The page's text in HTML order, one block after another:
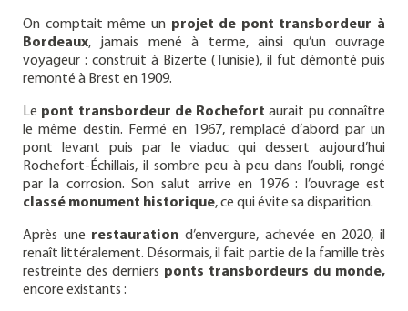
On comptait même un projet de pont transbordeur à
Bordeaux, jamais mené à terme, ainsi qu’un ouvrage
voyageur : construit à Bizerte (Tunisie), il fut démonté puis
remonté à Brest en 1909.
Le pont transbordeur de Rochefort aurait pu connaître
le même destin. Fermé en 1967, remplacé d’abord par un
pont levant puis par le viaduc qui dessert aujourd’hui
Rochefort-Échillais, il sombre peu à peu dans l’oubli, rongé
par la corrosion. Son salut arrive en 1976 : l’ouvrage est
classé monument historique, ce qui évite sa disparition.
Après une restauration d’envergure, achevée en 2020, il
renaît littéralement. Désormais, il fait partie de la famille très
restreinte des derniers ponts transbordeurs du monde,
encore existants :